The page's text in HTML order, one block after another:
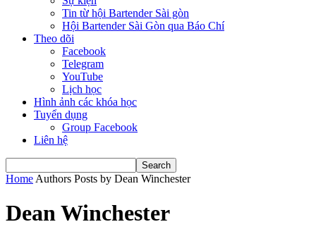
Tin từ hội Bartender Sài gòn
Hội Bartender Sài Gòn qua Báo Chí
Theo dõi
Facebook
Telegram
YouTube
Lịch học
Hình ảnh các khóa học
Tuyển dụng
Group Facebook
Liên hệ
Home Authors Posts by Dean Winchester
Dean Winchester